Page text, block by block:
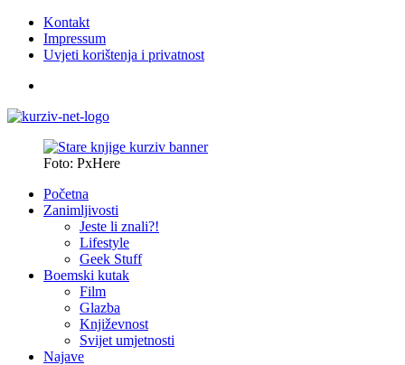
Kontakt
Impressum
Uvjeti korištenja i privatnost
Foto: PxHere
Početna
Zanimljivosti
Jeste li znali?!
Lifestyle
Geek Stuff
Boemski kutak
Film
Glazba
Književnost
Svijet umjetnosti
Najave